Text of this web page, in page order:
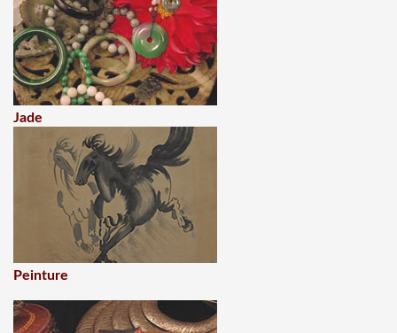
Jade
Peinture